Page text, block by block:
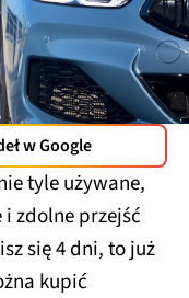
w Google
tyle używane,
zdolne przejść
się 4 dni, to już
kupić